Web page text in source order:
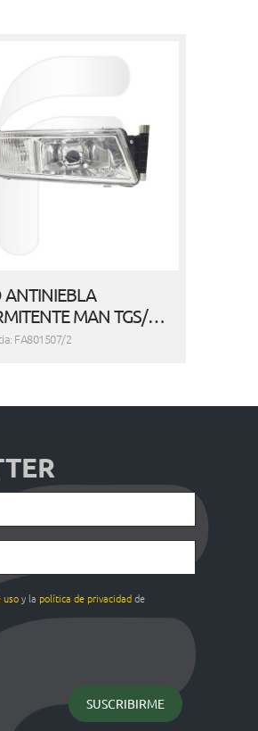
ANTINIEBLA
MAN TGS/…
FA801507/2
usoy la política de privacidadde